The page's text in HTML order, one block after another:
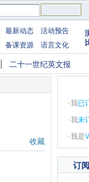
最新动态
活动预告
备课资源
语言文化
二十一世纪英文报
收藏
·我已
·我未
·我是
订